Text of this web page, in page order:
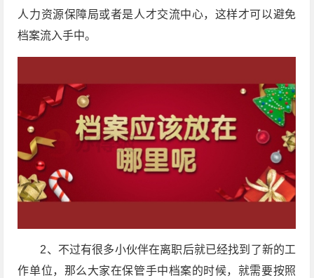
人力资源保障局或者是人才交流中心，这样才可以避免
档案流入手中。
2、不过有很多小伙伴在离职后就已经找到了新的工
作单位，那么大家在保管手中档案的时候，就需要按照